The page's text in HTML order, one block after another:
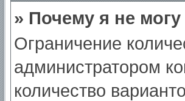
» Почему я не
Ограничение
администратором
количество